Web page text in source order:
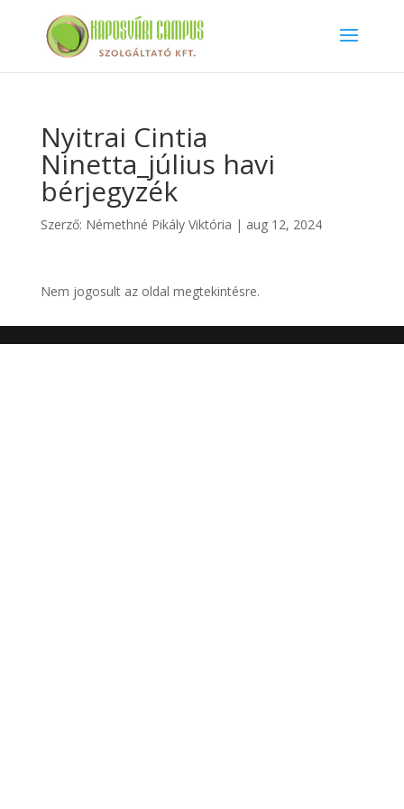
Nyitrai Cintia
Ninetta_július havi
bérjegyzék
Szerző: Némethné Pikály Viktória | aug 12, 2024
Nem jogosult az oldal megtekintésre.